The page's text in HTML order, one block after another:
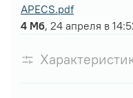
APECS.pdf
4 Мб, 24 апреля в